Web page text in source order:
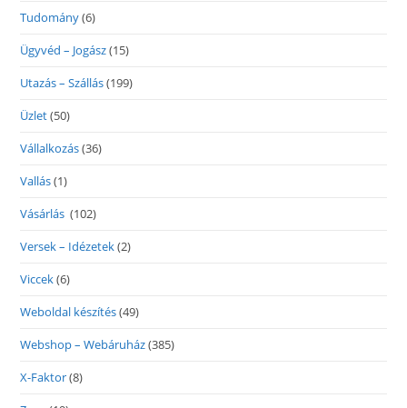
Tudomány(6)
Ügyvéd – Jogász(15)
Utazás – Szállás(199)
Üzlet(50)
Vállalkozás(36)
Vallás(1)
Vásárlás (102)
Versek – Idézetek(2)
Viccek(6)
Weboldal készítés(49)
Webshop – Webáruház(385)
X-Faktor(8)